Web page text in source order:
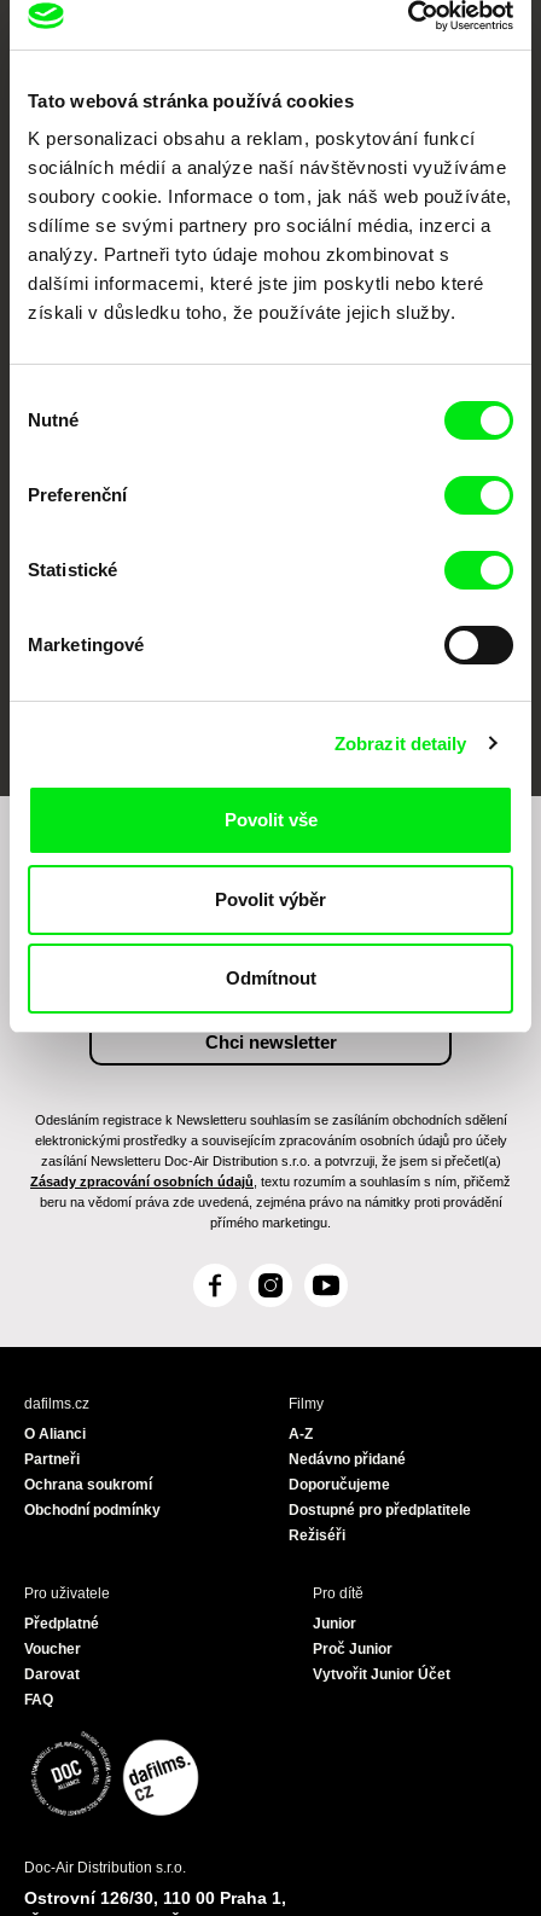
Tato webová stránka používá cookies
K personalizaci obsahu a reklam, poskytování funkcí
sociálních médií a analýze naší návštěvnosti využíváme
soubory cookie. Informace o tom, jak náš web používáte,
sdílíme se svými partnery pro sociální média, inzerci a
analýzy. Partneři tyto údaje mohou zkombinovat s
dalšími informacemi, které jste jim poskytli nebo které
získali v důsledku toho, že používáte jejich služby.
souhlasu
Nutné
Preferenční
Statistické
Marketingové
Zobrazit detaily
Povolit vše
Povolit výběr
Odmítnout
Nové festivalové filmy
Portál DAFilms.cz je výsledkem tvůrčí spolupráce 7 klíčových evropských
festivalů dokumentárního filmu sdružených do Doc Alliance. Naším cílem je
posouvat hranice dokumentárního filmu, propagovat jeho rozmanitost a
Členové Doc Alliance
DOK Leipzig
FIDMarseille MFDF Ji.hlava Visions du Réel
Chcete být pravidelně informováni o našem
filmovém programu?
Odesláním registrace k Newsletteru souhlasím se zasíláním obchodních sdělení
elektronickými prostředky a souvisejícím zpracováním osobních údajů pro účely
zasílání Newsletteru Doc-Air Distribution s.r.o. a potvrzuji, že jsem si přečetl(a)
Zásady zpracování osobních údajů , textu rozumím a souhlasím s ním, přičemž
beru na vědomí práva zde uvedená, zejména právo na námitky proti provádění
přímého marketingu.
F
c
I
s
Y
u
dafilms.cz
O Alianci
Partneři
Ochrana soukromí
Obchodní podmínky
Filmy
A-Z
Nedávno přidané
Doporučujeme
Dostupné pro předplatitele
Režiséři
Pro uživatele
Předplatné
Voucher
Darovat
FAQ
Pro dítě
Junior
Proč Junior
Vytvořit Junior Účet
Doc-Air Distribution s.r.o.
Ostrovní 126/30, 110 00 Praha 1,